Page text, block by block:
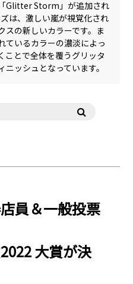
Glitter Storm」が追加され
は、激しい嵐が視覚化され
スの新しいカラーです。ま
ているカラーの濃淡によっ
ことで全体を覆うグリッタ
ッシュとなっています。
員＆一般投票
大賞が決